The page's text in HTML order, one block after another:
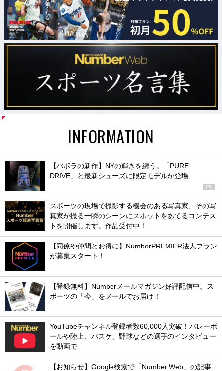
INFORMATION
【バボラの新作】NYの輝きを纏う。「PURE
DRIVE」と最新シューズに限定モデルが登場
PR
スポーツの現場で撮影する機会のある写真家、その写
真家が撮る一瞬のシーンにスポットをあてるコンテス
トを開催します。作品受付中！
【同僚や仲間とお得に】NumberPREMIER法人プラン
が募集スタート！
【登録無料】Numberメールマガジン好評配信中。ス
ポーツの「今」をメールでお届け！
YouTubeチャンネル登録者数60,000人突破！バレーボ
ールや陸上、バスケ、野球などの選手のインタビュー
を動画で
【お知らせ】Google検索で「Number Web」の記事